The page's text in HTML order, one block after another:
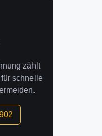
zählt
schnelle